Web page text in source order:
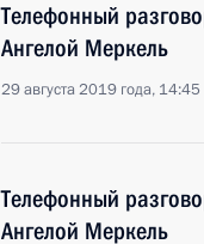
Телефонный
Ангелой Меркель
29 августа 2019 года, 14:45
Телефонный
Ангелой Меркель